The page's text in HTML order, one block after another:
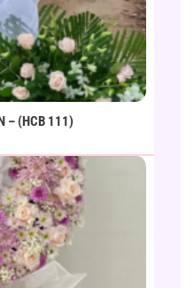
– (HCB 111)